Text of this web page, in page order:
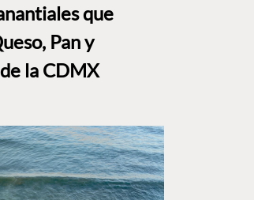
que
Pan y
la CDMX